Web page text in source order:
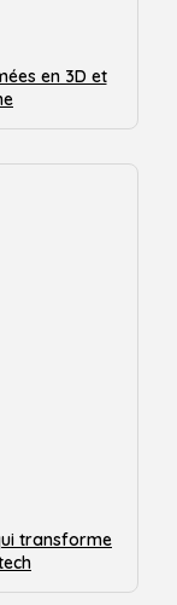
en 3D et
transforme